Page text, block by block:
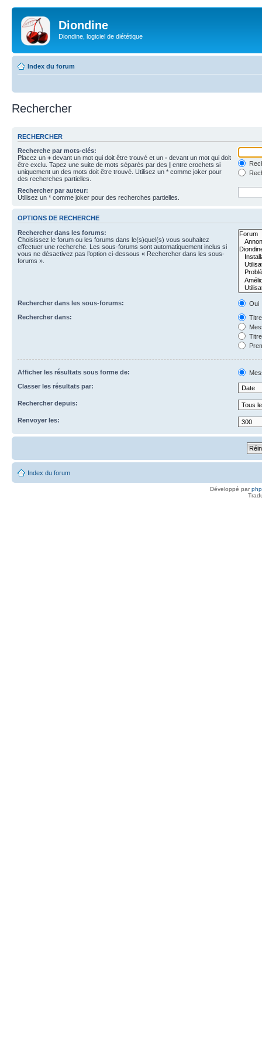
Diondine
Diondine, logiciel de diététique
Index du forum
Rechercher
RECHERCHER
Recherche par mots-clés:
Placez un + devant un mot qui doit être trouvé et un - devant un mot qui doit
être exclu. Tapez une suite de mots séparés par des | entre crochets si
uniquement un des mots doit être trouvé. Utilisez un * comme joker pour
des recherches partielles.
Rechercher par auteur:
Utilisez un * comme joker pour des recherches partielles.
OPTIONS DE RECHERCHE
Rechercher dans les forums:
Choisissez le forum ou les forums dans le(s)quel(s) vous souhaitez
effectuer une recherche. Les sous-forums sont automatiquement inclus si
vous ne désactivez pas l’option ci-dessous « Rechercher dans les sous-
forums ».
Rechercher dans les sous-forums:
Oui
Rechercher dans:
Afficher les résultats sous forme de:
Classer les résultats par:
Rechercher depuis:
Renvoyer les:
Index du forum
Développé par